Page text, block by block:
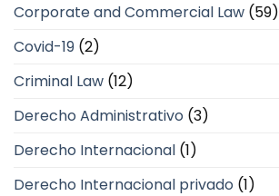
Corporate and Commercial Law (59)
Covid-19 (2)
Criminal Law (12)
Derecho Administrativo (3)
Derecho Internacional (1)
Derecho Internacional privado (1)